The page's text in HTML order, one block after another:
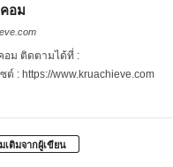
อม
อม ติดตามได้ที่ :
ต์ : https://www.kruachieve.com
เติมจากผู้เขียน